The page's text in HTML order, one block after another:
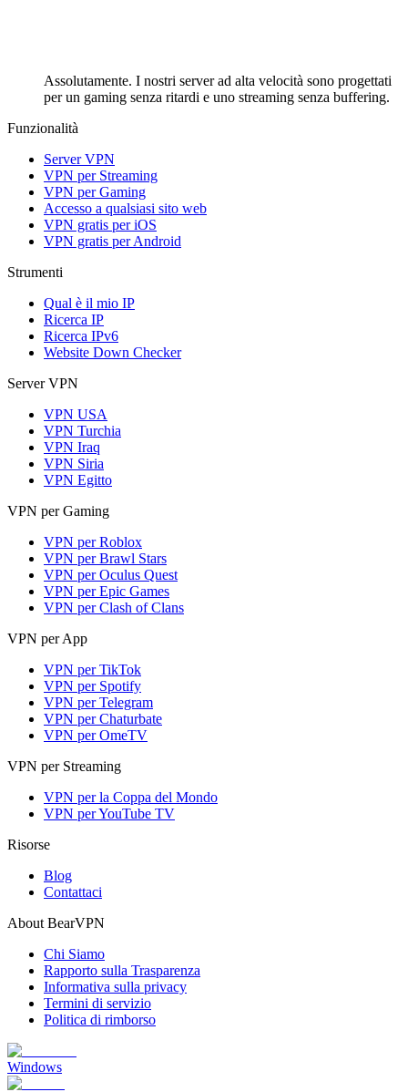
Assolutamente. I nostri server ad alta velocità sono progettati
per un gaming senza ritardi e uno streaming senza buffering.
Funzionalità
Server VPN
VPN per Streaming
VPN per Gaming
Accesso a qualsiasi sito web
VPN gratis per iOS
VPN gratis per Android
Strumenti
Qual è il mio IP
Ricerca IP
Ricerca IPv6
Website Down Checker
Server VPN
VPN USA
VPN Turchia
VPN Iraq
VPN Siria
VPN Egitto
VPN per Gaming
VPN per Roblox
VPN per Brawl Stars
VPN per Oculus Quest
VPN per Epic Games
VPN per Clash of Clans
VPN per App
VPN per TikTok
VPN per Spotify
VPN per Telegram
VPN per Chaturbate
VPN per OmeTV
VPN per Streaming
VPN per la Coppa del Mondo
VPN per YouTube TV
Risorse
Blog
Contattaci
About BearVPN
Chi Siamo
Rapporto sulla Trasparenza
Informativa sulla privacy
Termini di servizio
Politica di rimborso
Windows